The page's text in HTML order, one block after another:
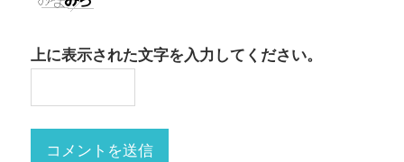
上に表示された文字を入力してください。